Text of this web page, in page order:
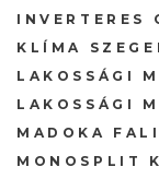
INVERTERES
KLÍMA
LAKOSSÁGI
LAKOSSÁGI
MADOKA
MONOSPLIT